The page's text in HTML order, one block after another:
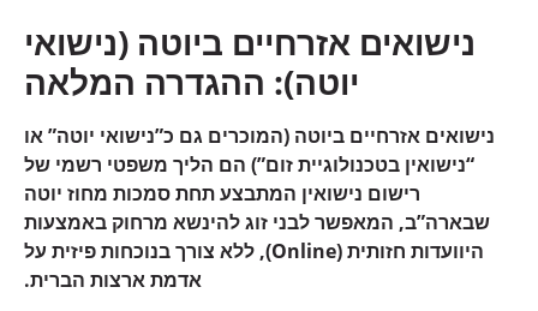
נישואים אזרחיים ביוטה (נישואי
יוטה): ההגדרה המלאה
נישואים אזרחיים ביוטה (המוכרים גם כ”נישואי יוטה” או
“נישואין בטכנולוגיית זום”) הם הליך משפטי רשמי של
רישום נישואין המתבצע תחת סמכות מחוז יוטה
שבארה”ב, המאפשר לבני זוג להינשא מרחוק באמצעות
היוועדות חזותית (Online), ללא צורך בנוכחות פיזית על
אדמת ארצות הברית.